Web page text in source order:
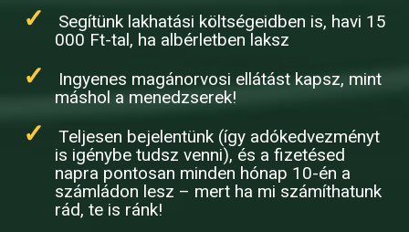
Segítünk lakhatási költségeidben is, havi 15
000 Ft-tal, ha albérletben laksz
Ingyenes magánorvosi ellátást kapsz, mint
máshol a menedzserek!
Teljesen bejelentünk (így adókedvezményt
is igénybe tudsz venni), és a fizetésed
napra pontosan minden hónap 10-én a
számládon lesz – mert ha mi számíthatunk
rád, te is ránk!